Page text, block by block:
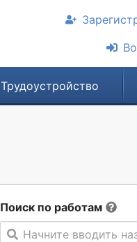
Трудоустройство
Поиск по работам
Начните вводить